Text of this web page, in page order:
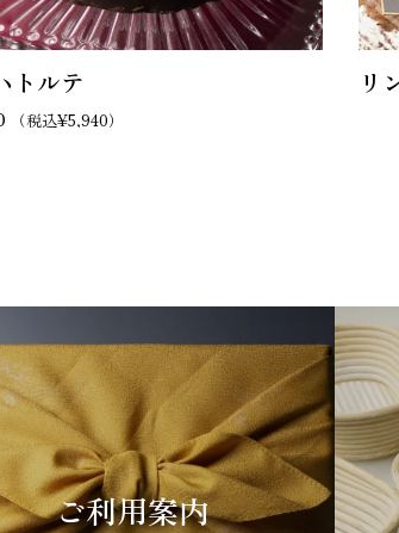
トルテ
（税込¥5,940）
リ
ご利用案内